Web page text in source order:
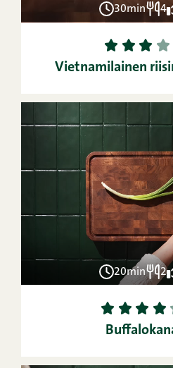
30min 4
1 2 3 4
Vietnamilainen
20min 2
1 2 3 4